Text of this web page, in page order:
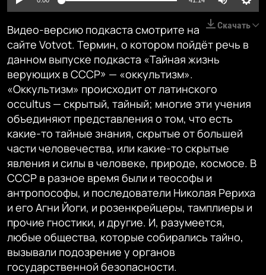
Скачать
Видео-версию подкаста смотрите на
сайте Votvot. Термин, о котором пойдёт речь в
данном выпуске подкаста «Тайная жизнь
верующих в СССР» — «оккультизм».
«Оккультизм» происходит от латинского
occultus — скрытый, тайный; многие эти учения
объединяют представления о том, что есть
какие-то тайные знания, скрытые от большей
части человечества, или какие-то скрытые
явления и силы в человеке, природе, космосе. В
СССР в разное время были и теософы и
антропософы, и последователи Николая Рериха
и его Агни Йоги, и розенкрейцеры, тамплиеры и
прочие гностики, и другие. И, разумеется,
любые общества, которые собирались тайно,
вызывали подозрение у органов
государственной безопасности.